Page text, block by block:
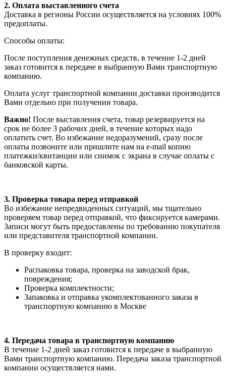
2. Оплата выставленного счета
Доставка в регионы России осуществляется на условиях 100%
предоплаты.
Способы оплаты:
После поступления денежных средств, в течение 1-2 дней
заказ готовится к передаче в выбранную Вами транспортную
компанию.
Оплата услуг транспортной компании доставки производится
Вами отдельно при получении товара.
Важно! После выставления счета, товар резервируется на
срок не более 3 рабочих дней, в течение которых надо
оплатить счет. Во избежание недоразумений, сразу после
оплаты позвоните или пришлите нам на e-mail копию
платежки/квитанции или снимок с экрана в случае оплаты с
банковской карты.
3. Проверка товара перед отправкой
Во избежание непредвиденных ситуаций, мы тщательно
проверяем товар перед отправкой, что фиксируется камерами.
Записи могут быть предоставлены по требованию покупателя
или представителя транспортной компании.
В проверку входит:
Распаковка товара, проверка на заводской брак,
повреждения;
Проверка комплектности;
Запаковка и отправка укомплектованного заказа в
транспортную компанию в Москве
4. Передача товара в транспортную компанию
В течение 1-2 дней заказ готовится к передаче в выбранную
Вами транспортную компанию. Передача заказа транспортной
компании осуществляется нами.